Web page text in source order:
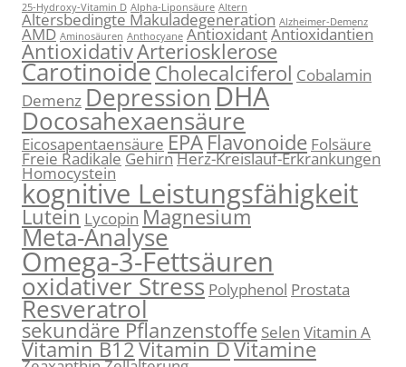
25-Hydroxy-Vitamin D Alpha-Liponsäure Altern
Altersbedingte Makuladegeneration Alzheimer-Demenz
AMD Aminosäuren Anthocyane AntioxidantAntioxidantien
AntioxidativArteriosklerose
CarotinoideCholecalciferol Cobalamin
Demenz DepressionDHA
Docosahexaensäure
Eicosapentaensäure EPAFlavonoide Folsäure
Freie RadikaleGehirnHerz-Kreislauf-Erkrankungen
Homocystein
kognitive Leistungsfähigkeit
Lutein Lycopin Magnesium
Meta-Analyse
Omega-3-Fettsäuren
oxidativer Stress Polyphenol Prostata
Resveratrol
sekundäre Pflanzenstoffe Selen Vitamin A
Vitamin B12Vitamin DVitamine